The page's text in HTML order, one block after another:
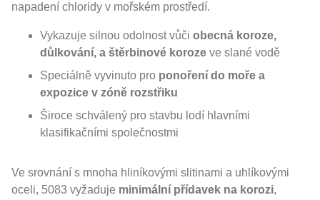
napadení chloridy v mořském prostředí.
Vykazuje silnou odolnost vůči obecná koroze,
důlkování, a štěrbinové koroze ve slané vodě
Speciálně vyvinuto pro ponoření do moře a
expozice v zóně rozstřiku
Široce schválený pro stavbu lodí hlavními
klasifikačními společnostmi
Ve srovnání s mnoha hliníkovými slitinami a uhlíkovými
oceli, 5083 vyžaduje minimální přídavek na korozi,